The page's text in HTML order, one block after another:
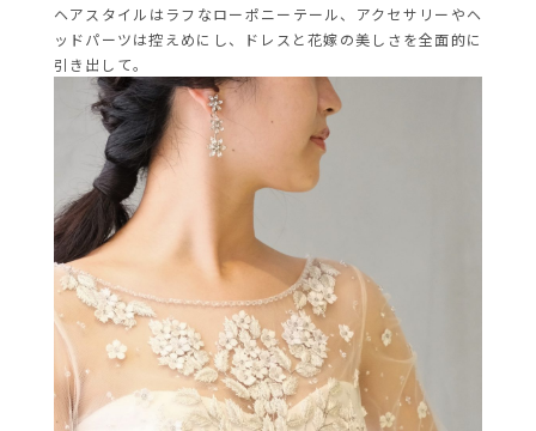
ヘアスタイルはラフなローポニーテール、アクセサリーやヘ
ッドパーツは控えめにし、ドレスと花嫁の美しさを全面的に
引き出して。